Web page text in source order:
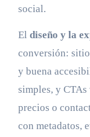
social.
El diseño y la
conversión:
y buena
simples, y
precios o
con metadatos,